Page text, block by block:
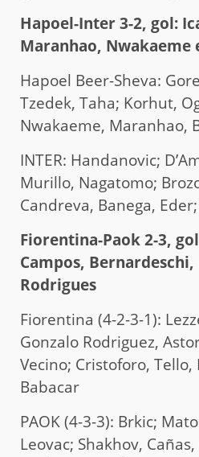
Hapoel-Inter 3-2, gol:
Maranhao, Nwakaeme
Hapoel Beer-Sheva:
Tzedek, Taha; Korhut,
Nwakaeme, Maranhao,
INTER: Handanovic;
Murillo, Nagatomo;
Candreva, Banega,
Fiorentina-Paok 2-3,
Campos, Bernardeschi,
Rodrigues
Fiorentina (4-2-3-1):
Gonzalo Rodriguez,
Vecino; Cristoforo,
Babacar
PAOK (4-3-3): Brkic;
Leovac; Shakhov,